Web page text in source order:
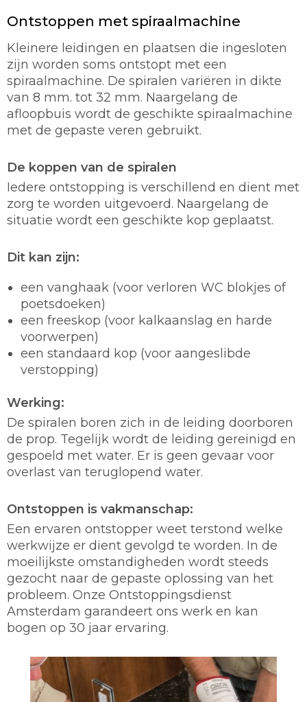
Ontstoppen met spiraalmachine
Kleinere leidingen en plaatsen die ingesloten
zijn worden soms ontstopt met een
spiraalmachine. De spiralen variëren in dikte
van 8 mm. tot 32 mm. Naargelang de
afloopbuis wordt de geschikte spiraalmachine
met de gepaste veren gebruikt.
De koppen van de spiralen
Iedere ontstopping is verschillend en dient met
zorg te worden uitgevoerd. Naargelang de
situatie wordt een geschikte kop geplaatst.
Dit kan zijn:
een vanghaak (voor verloren WC blokjes of
poetsdoeken)
een freeskop (voor kalkaanslag en harde
voorwerpen)
een standaard kop (voor aangeslibde
verstopping)
Werking:
De spiralen boren zich in de leiding doorboren
de prop. Tegelijk wordt de leiding gereinigd en
gespoeld met water. Er is geen gevaar voor
overlast van teruglopend water.
Ontstoppen is vakmanschap:
Een ervaren ontstopper weet terstond welke
werkwijze er dient gevolgd te worden. In de
moeilijkste omstandigheden wordt steeds
gezocht naar de gepaste oplossing van het
probleem. Onze Ontstoppingsdienst
Amsterdam garandeert ons werk en kan
bogen op 30 jaar ervaring.